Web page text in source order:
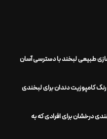
طبیعی لبخند با دسترسی آسان
کامپوزیت دندان برای لبخندی
درخشان برای افرادی که به